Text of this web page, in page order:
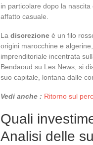
in particolare dopo la
affatto casuale.
La discrezione è un filo
origini marocchine e
imprenditoriale incentrata
Bendaoud su Les News, si
suo capitale, lontana dalle
Vedi anche : Ritorno sul
Quali
Analisi delle